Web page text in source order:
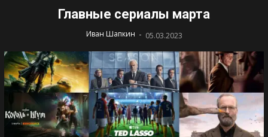
Главные сериалы марта
Иван Шапкин - 05.03.2023